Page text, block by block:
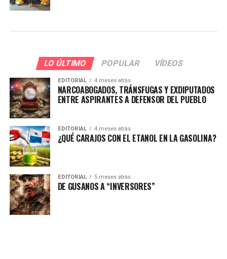
LO ÚLTIMO POPULAR VÍDEOS
EDITORIAL 4 meses atrás
NARCOABOGADOS, TRÁNSFUGAS Y EXDIPUTADOS
ENTRE ASPIRANTES A DEFENSOR DEL PUEBLO
EDITORIAL 4 meses atrás
¿QUÉ CARAJOS CON EL ETANOL EN LA GASOLINA?
EDITORIAL 5 meses atrás
DE GUSANOS A “INVERSORES”